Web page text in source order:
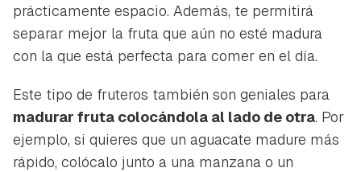
prácticamente espacio. Además, te permitirá
separar mejor la fruta que aún no esté madura
con la que está perfecta para comer en el día.
Este tipo de fruteros también son geniales para
madurar fruta colocándola al lado de otra. Por
ejemplo, si quieres que un aguacate madure más
rápido, colócalo junto a una manzana o un